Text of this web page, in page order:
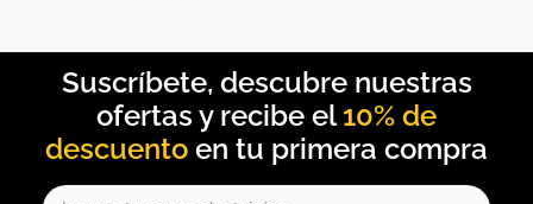
10% de
descuento